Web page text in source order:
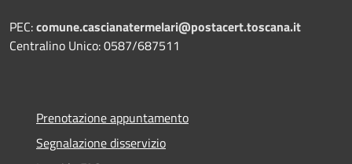
PEC:comune.cascianatermelari@postacert.toscana.it
Centralino Unico: 0587/687511
Prenotazione appuntamento
Segnalazione disservizio